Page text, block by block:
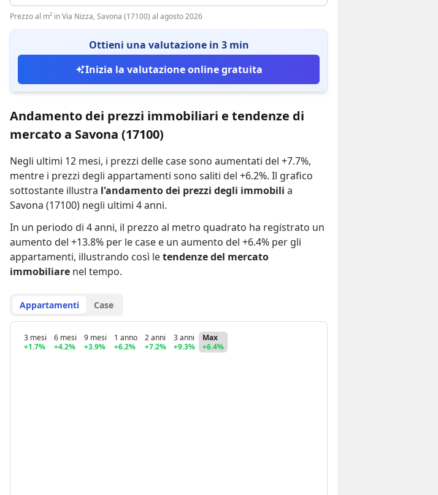
Prezzo al m² in Via Nizza, Savona (17100) al agosto 2026
Ottieni una valutazione in 3 min
Inizia la valutazione online gratuita
Andamento dei prezzi immobiliari e tendenze di
mercato a Savona (17100)
Negli ultimi 12 mesi, i prezzi delle case sono aumentati del +7.7%,
mentre i prezzi degli appartamenti sono saliti del +6.2%. Il grafico
sottostante illustra l'andamento dei prezzi degli immobili a
Savona (17100) negli ultimi 4 anni.
In un periodo di 4 anni, il prezzo al metro quadrato ha registrato un
aumento del +13.8% per le case e un aumento del +6.4% per gli
appartamenti, illustrando così letendenze del mercato
immobiliare nel tempo.
Appartamenti Case
3 mesi
+1.7%
6 mesi
+4.2%
9 mesi
+3.9%
1 anno
+6.2%
2 anni
+7.2%
3 anni
+9.3%
Max
+6.4%